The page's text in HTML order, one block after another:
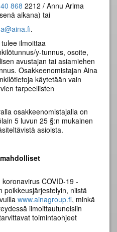
868 2212 / Annu Arima
aikana) tai
.
ilmoittaa
y-tunnus, osoite,
avustajan tai asiamiehen
Osakkeenomistajan Aina
käytetään vain
tarpeellisten
osakkeenomistajalla on
5 luvun 25 §:n mukainen
asioista.
COVID-19 -
poikkeusjärjestelyin, niistä
www.ainagroup.fi, minkä
ilmoittautuneisiin
toimintaohjeet